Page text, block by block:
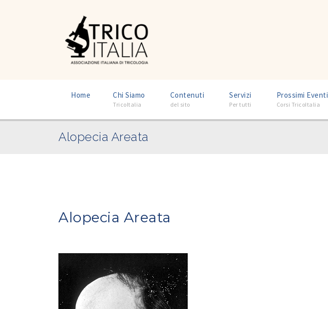
Home Chi Siamo
TricoItalia
Contenuti
del sito
Servizi
Per tutti
Prossimi Eventi
Corsi TricoItalia
Alopecia Areata
Alopecia Areata